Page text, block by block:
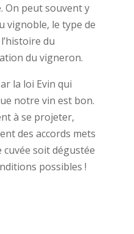
On peut souvent y
vignoble, le type de
du
du vigneron.
la loi Evin qui
notre vin est bon.
à se projeter,
des accords mets
soit dégustée
possibles !